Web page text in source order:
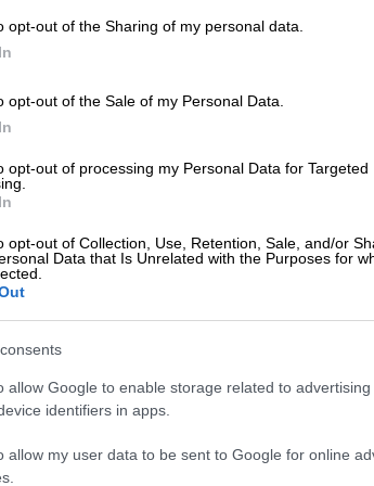
opt-out of the Sharing of my personal data.
opt-out of the Sale of my Personal Data.
opt-out of processing my Personal Data for Targeted
opt-out of Collection, Use, Retention, Sale, and/or
Data that Is Unrelated with the Purposes for
allow Google to enable storage related to
identifiers in apps.
allow my user data to be sent to Google for online
rebranding των
και ο ανθεκτικός Άσαντ
Γιατί δεν θα πρέπει να
Κόσμος
Γιατί φούντωσε τώρα ο
στη Συρία και γιατί οι
άνετα προς το Χαλέπι